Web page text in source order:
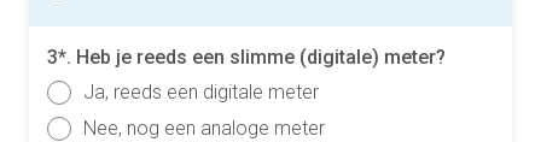
3*. Heb je reeds een slimme (digitale) meter?
Ja, reeds een digitale meter
Nee, nog een analoge meter